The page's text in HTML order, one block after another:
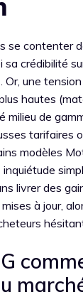
se contenter
sa crédibilité
. Or, une
hautes
milieu de
tarifaires
modèles
livrer des
à jour,